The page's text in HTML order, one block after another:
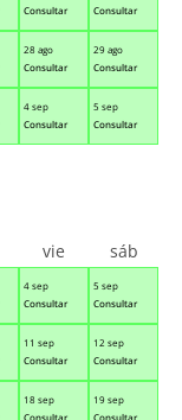
Consultar
Consultar
28 ago
Consultar
29 ago
Consultar
4 sep
Consultar
5 sep
Consultar
4 sep
Consultar
5 sep
Consultar
11 sep
Consultar
12 sep
Consultar
18 sep
Consultar
19 sep
Consultar
vie sáb